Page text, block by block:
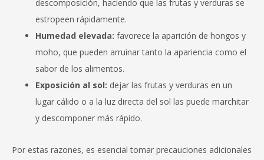
descomposición, haciendo que las frutas y verduras se
estropeen rápidamente.
Humedad elevada: favorece la aparición de hongos y
moho, que pueden arruinar tanto la apariencia como el
sabor de los alimentos.
Exposición al sol: dejar las frutas y verduras en un
lugar cálido o a la luz directa del sol las puede marchitar
y descomponer más rápido.
Por estas razones, es esencial tomar precauciones adicionales